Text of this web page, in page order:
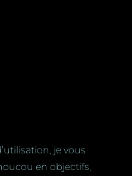
je vous
en objectifs,